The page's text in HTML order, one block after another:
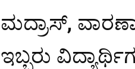
ಮದ್ರಾಸ್,
ಇಬ್ಬರು